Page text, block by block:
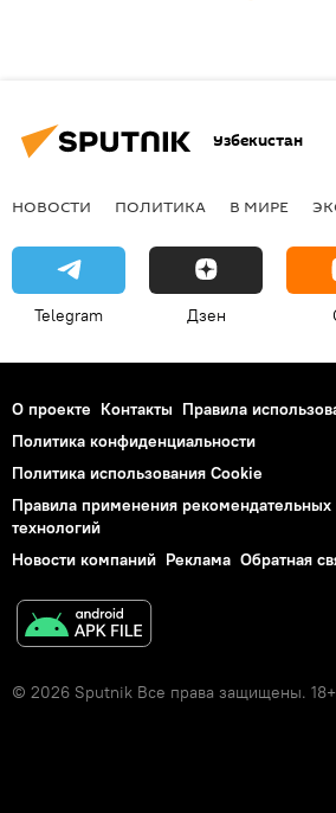
Узбекистан
НОВОСТИ ПОЛИТИКА В МИРЕ
Telegram Дзен
О проекте Контакты Правила
Политика конфиденциальности
Политика использования Cookie
Правила применения рекомендательных
технологий
Новости компаний Реклама Обратная
© 2026 Sputnik Все права защищены. 18+